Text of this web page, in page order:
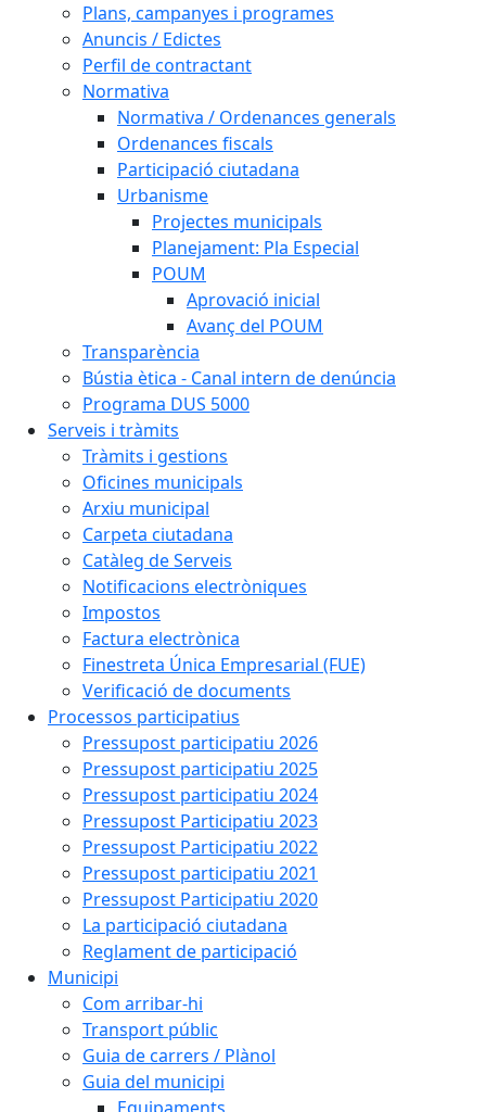
Plans, campanyes i programes
Anuncis / Edictes
Perfil de contractant
Normativa
Normativa / Ordenances generals
Ordenances fiscals
Participació ciutadana
Urbanisme
Projectes municipals
Planejament: Pla Especial
POUM
Aprovació inicial
Avanç del POUM
Transparència
Bústia ètica - Canal intern de denúncia
Programa DUS 5000
Serveis i tràmits
Tràmits i gestions
Oficines municipals
Arxiu municipal
Carpeta ciutadana
Catàleg de Serveis
Notificacions electròniques
Impostos
Factura electrònica
Finestreta Única Empresarial (FUE)
Verificació de documents
Processos participatius
Pressupost participatiu 2026
Pressupost participatiu 2025
Pressupost participatiu 2024
Pressupost Participatiu 2023
Pressupost Participatiu 2022
Pressupost participatiu 2021
Pressupost Participatiu 2020
La participació ciutadana
Reglament de participació
Municipi
Com arribar-hi
Transport públic
Guia de carrers / Plànol
Guia del municipi